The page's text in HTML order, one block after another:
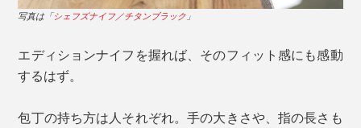
にない技術の結晶なのです。
写真は「シェフズナイフ／チタンブラック 」
エディションナイフを握れば、そのフィット感にも感動
するはず。
包丁の持ち方は人それぞれ。手の大きさや、指の長さも